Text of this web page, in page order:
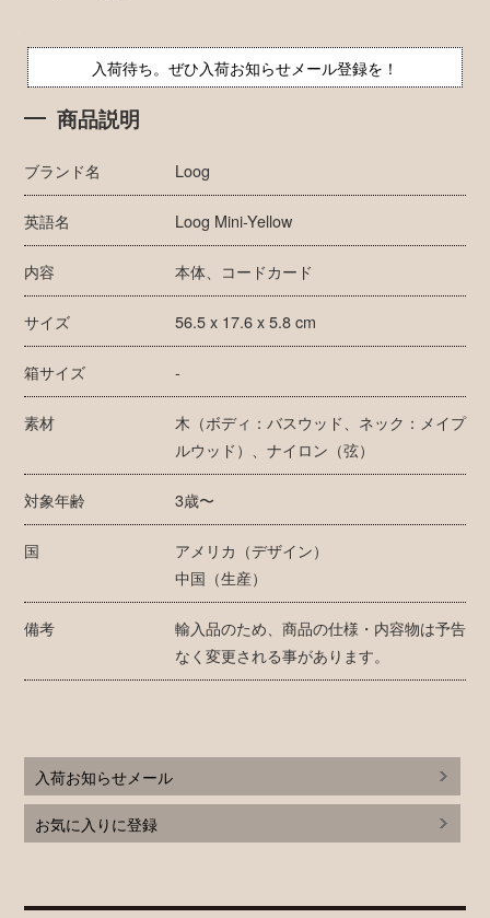
入荷待ち。ぜひ入荷お知らせメール登録を！
商品説明
ブランド名 Loog
英語名 Loog Mini-Yellow
内容 本体、コードカード
サイズ 56.5 x 17.6 x 5.8 cm
箱サイズ -
素材
木（ボディ：バスウッド、ネック：メイプ
ルウッド）、ナイロン（弦）
対象年齢 3歳〜
国
アメリカ（デザイン）
中国（生産）
備考
輸入品のため、商品の仕様・内容物は予告
なく変更される事があります。
入荷お知らせメール
お気に入りに登録